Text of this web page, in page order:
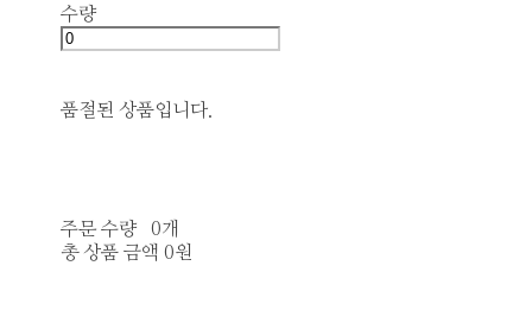
수량
품절된 상품입니다.
주문 수량
0개
총 상품 금액 0원